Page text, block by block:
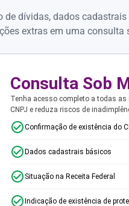
dívidas, dados
extras em uma consulta
Consulta Sob
Tenha acesso completo a todas
CNPJ e reduza riscos de
Confirmação de existência do
Dados cadastrais básicos
Situação na Receita Federal
Indicação de existência de